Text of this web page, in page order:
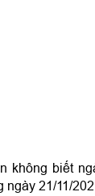
không biết
21/11/